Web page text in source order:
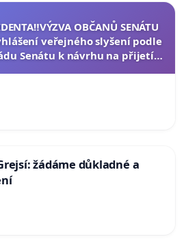
OBČANŮ SENÁTU
veřejného slyšení podle
Senátu k návrhu na přijetí
žádáme důkladné a